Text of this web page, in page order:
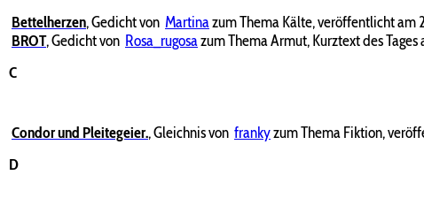
Bettelherzen,Gedicht von Martinazum Thema Kälte, veröffentlicht am
BROT,Gedicht von Rosa_rugosazum Thema Armut, Kurztext des
C
Condor und Pleitegeier.,Gleichnis von frankyzum Thema Fiktion,
D